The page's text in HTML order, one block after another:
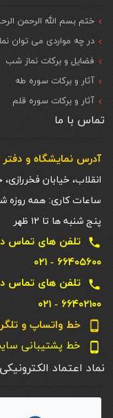
ختم بسم الله الرحمن
در چه مواردی می توان
فضایل و برکات نماز شب
آثار و برکات سوره طه
آثار و برکات سوره قلم
تماس با ما
آدرس نمایشگاه و
انقلاب، خیابان فخررازی،
پنج شنبه ها تا ۱۲ ظهر
local_phone
۶۶۴۰۵۶۰۰ - ۰۲۱
local_phone
۶۶۴۰۲۱۰۰ - ۰۲۱
phone_android خط واتساپ و تلگرام و
phone_android خط پشتیبانی سایت :
نماد اعتماد الکترونیکی